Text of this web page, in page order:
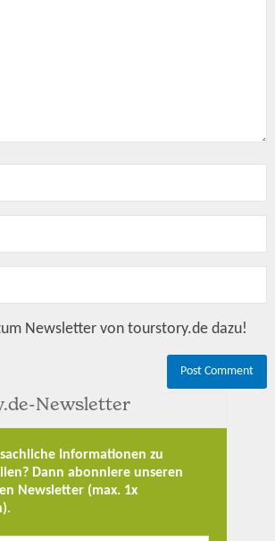
Newsletter von tourstory.de dazu!
Newsletter
Informationen zu
Dann abonniere unseren
Newsletter (max. 1x
.